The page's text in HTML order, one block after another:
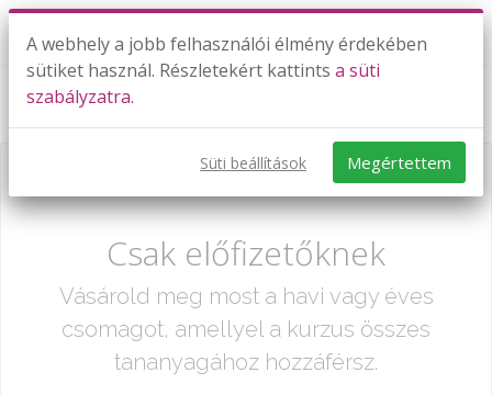
Ismétlés 20-ig - gyakorlás 1.
Már csak egy lépés:
Csak előfizetőknek
Vásárold meg most a havi vagy éves
csomagot, amellyel a kurzus összes
tananyagához hozzáférsz.
A webhely a jobb felhasználói élmény érdekében
sütiket használ. Részletekért kattints a süti
szabályzatra.
Süti beállítások Megértettem